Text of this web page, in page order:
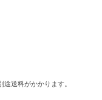
送料がかかります。